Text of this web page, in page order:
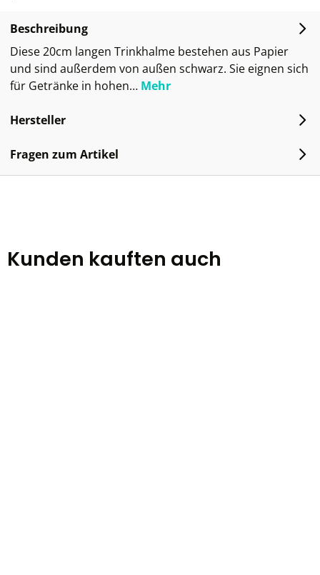
Beschreibung
Diese 20cm langen Trinkhalme bestehen aus Papier
und sind außerdem von außen schwarz. Sie eignen sich
für Getränke in hohen… Mehr
Hersteller
Fragen zum Artikel
Kunden kauften auch